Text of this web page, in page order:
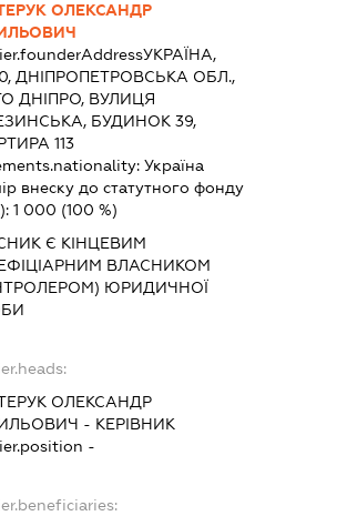
ОЛЕКСАНДР
УКРАЇНА,
ДНІПРОПЕТРОВСЬКА ОБЛ.,
ДНІПРО, ВУЛИЦЯ
БУДИНОК 39,
113
Україна
внеску до статутного фонду
1 000 (100 %)
Є КІНЦЕВИМ
ВЛАСНИКОМ
ЮРИДИЧНОЇ
ОЛЕКСАНДР
- КЕРІВНИК
-